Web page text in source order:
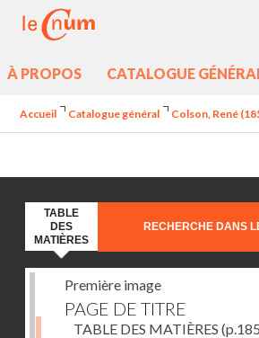
À PROPOS CATALOGUE
Accueil Catalogue général Colson, René
TABLE
DES
MATIÈRES
RECHERCHE DANS
Première image
PAGE DE TITRE
TABLE DES MATIÈRES